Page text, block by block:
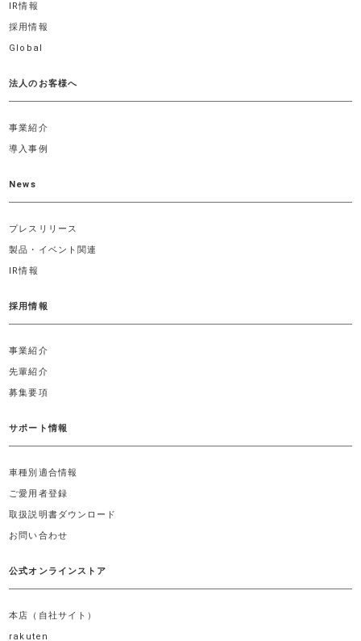
IR情報
採用情報
Global
法人のお客様へ
事業紹介
導入事例
News
プレスリリース
製品・イベント関連
IR情報
採用情報
事業紹介
先輩紹介
募集要項
サポート情報
車種別適合情報
ご愛用者登録
取扱説明書ダウンロード
お問い合わせ
公式オンラインストア
本店（自社サイト）
rakuten